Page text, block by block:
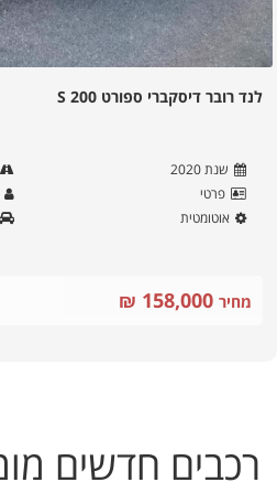
לנד רובר דיסקברי ספורט S 200
שנת
פרטי
אוטומטית
מחיר ₪
רכבים חדשים